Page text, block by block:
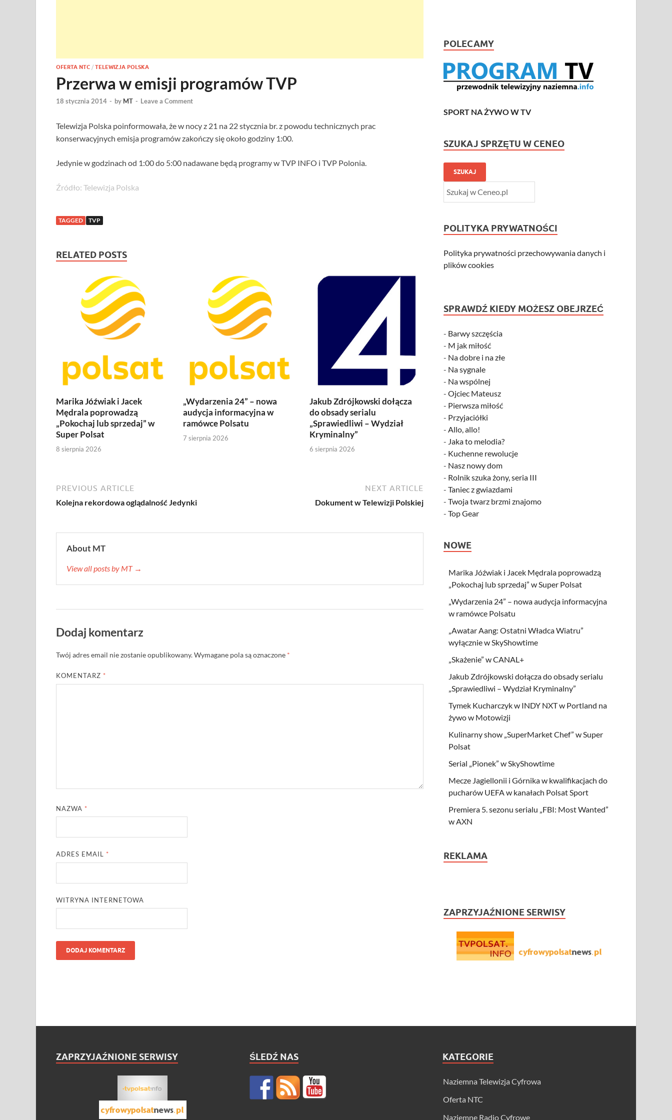
OFERTA NTC / TELEWIZJA POLSKA
Przerwa w emisji programów TVP
18 stycznia 2014 - by MT - Leave a Comment
Telewizja Polska poinformowała, że w nocy z 21 na 22 stycznia br. z powodu technicznych prac
konserwacyjnych emisja programów zakończy się około godziny 1:00.
Jedynie w godzinach od 1:00 do 5:00 nadawane będą programy w TVP INFO i TVP Polonia.
Źródło: Telewizja Polska
TAGGED TVP
RELATED POSTS
Marika Jóźwiak i Jacek
Mędrala poprowadzą
„Pokochaj lub sprzedaj” w
Super Polsat
8 sierpnia 2026
„Wydarzenia 24” – nowa
audycja informacyjna w
ramówce Polsatu
7 sierpnia 2026
Jakub Zdrójkowski dołącza
do obsady serialu
„Sprawiedliwi – Wydział
Kryminalny”
6 sierpnia 2026
PREVIOUS ARTICLE
Kolejna rekordowa oglądalność Jedynki
NEXT ARTICLE
Dokument w Telewizji Polskiej
About MT
View all posts by MT →
Dodaj komentarz
Twój adres email nie zostanie opublikowany.Wymagane pola są oznaczone *
KOMENTARZ *
NAZWA *
ADRES EMAIL *
WITRYNA INTERNETOWA
POLECAMY
SPORT NA ŻYWO W TV
SZUKAJ SPRZĘTU W CENEO
SZUKAJ
POLITYKA PRYWATNOŚCI
Polityka prywatności przechowywania danych i
plików cookies
SPRAWDŹ KIEDY MOŻESZ OBEJRZEĆ
- Barwy szczęścia
- M jak miłość
- Na dobre i na złe
- Na sygnale
- Na wspólnej
-Ojciec Mateusz
- Pierwsza miłość
- Przyjaciółki
-Allo, allo!
- Jaka to melodia?
- Kuchenne rewolucje
- Nasz nowy dom
- Rolnik szuka żony, seria III
-Taniec z gwiazdami
-Twoja twarz brzmi znajomo
-Top Gear
NOWE
Marika Jóźwiak i Jacek Mędrala poprowadzą
„Pokochaj lub sprzedaj” w Super Polsat
„Wydarzenia 24” – nowa audycja informacyjna
w ramówce Polsatu
„Awatar Aang: Ostatni Władca Wiatru”
wyłącznie w SkyShowtime
„Skażenie” w CANAL+
Jakub Zdrójkowski dołącza do obsady serialu
„Sprawiedliwi – Wydział Kryminalny”
Tymek Kucharczyk w INDY NXT w Portland na
żywo w Motowizji
Kulinarny show „SuperMarket Chef” w Super
Polsat
Serial „Pionek” w SkyShowtime
Mecze Jagiellonii i Górnika w kwalifikacjach do
pucharów UEFA w kanałach Polsat Sport
Premiera 5. sezonu serialu „FBI: Most Wanted”
w AXN
REKLAMA
ZAPRZYJAŹNIONE SERWISY
ZAPRZYJAŹNIONE SERWISY ŚLEDŹ NAS KATEGORIE
Naziemna Telewizja Cyfrowa
Oferta NTC
Naziemne Radio Cyfrowe